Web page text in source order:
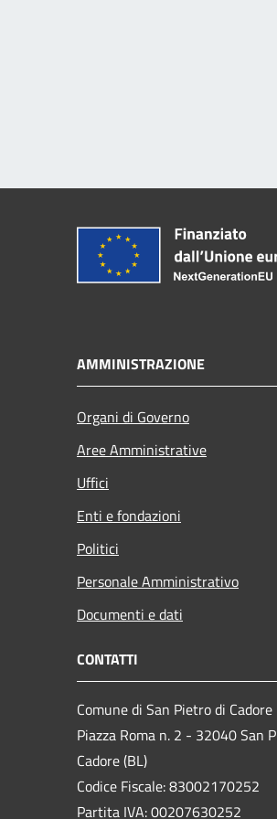
AMMINISTRAZIONE
Organi di Governo
Aree Amministrative
Uffici
Enti e fondazioni
Politici
Personale Amministrativo
Documenti e dati
CONTATTI
Comune di San Pietro di Cadore
Piazza Roma n. 2 - 32040 San
Cadore (BL)
Codice Fiscale: 83002170252
Partita IVA: 00207630252